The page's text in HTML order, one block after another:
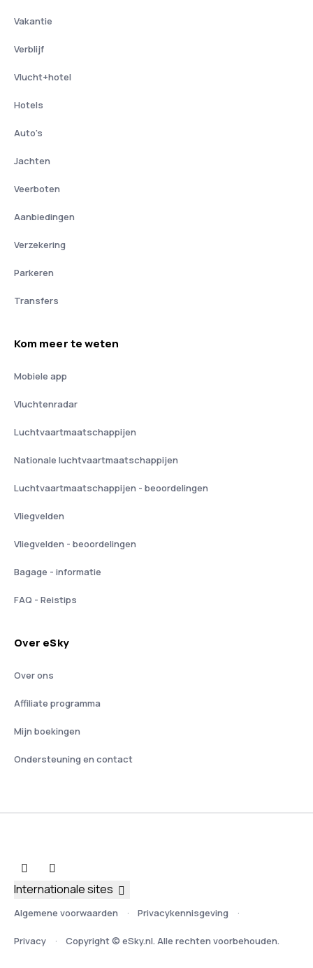
Vakantie
Verblijf
Vlucht+hotel
Hotels
Auto's
Jachten
Veerboten
Aanbiedingen
Verzekering
Parkeren
Transfers
Kom meer te weten
Mobiele app
Vluchtenradar
Luchtvaartmaatschappijen
Nationale luchtvaartmaatschappijen
Luchtvaartmaatschappijen - beoordelingen
Vliegvelden
Vliegvelden - beoordelingen
Bagage - informatie
FAQ - Reistips
Over eSky
Over ons
Affiliate programma
Mijn boekingen
Ondersteuning en contact
Algemene voorwaarden Privacykennisgeving
Privacy Copyright © eSky.nl. Alle rechten voorbehouden.
Internationale sites